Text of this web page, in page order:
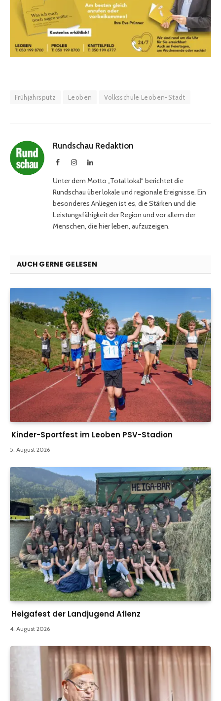
Frühjahrsputz Leoben Volksschule Leoben-Stadt
Rundschau Redaktion
FacebookInstagramLinkedIn
Unter dem Motto „Total lokal“ berichtet die
Rundschau über lokale und regionale Ereignisse. Ein
besonderes Anliegen ist es, die Stärken und die
Leistungsfähigkeit der Region und vor allem der
Menschen, die hier leben, aufzuzeigen.
AUCH GERNE GELESEN
Kinder-Sportfest im Leoben PSV-Stadion
5. August 2026
Heigafest der Landjugend Aflenz
4. August 2026